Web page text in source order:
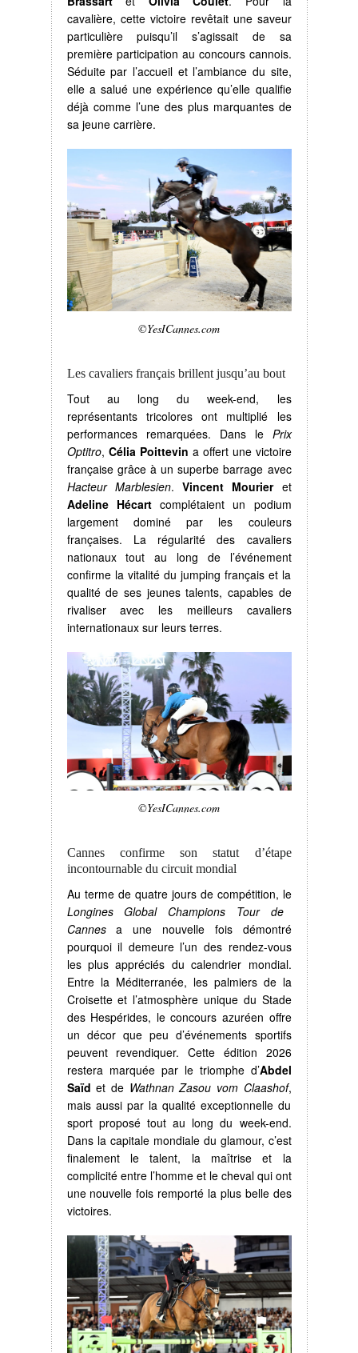
cavalière, cette victoire revêtait une saveur
particulière puisqu’il s’agissait de sa
première participation au concours cannois.
Séduite par l’accueil et l’ambiance du site,
elle a salué une expérience qu’elle qualifie
déjà comme l’une des plus marquantes de
sa jeune carrière.
©YesICannes.com
Les cavaliers français brillent jusqu’au bout
Tout au long du week-end, les
représentants tricolores ont multiplié les
performances remarquées. Dans le Prix
Optitro, Célia Poittevin a offert une victoire
française grâce à un superbe barrage avec
Hacteur Marblesien. Vincent Mourieret
Adeline Hécartcomplétaient un podium
largement dominé par les couleurs
françaises. La régularité des cavaliers
nationaux tout au long de l’événement
confirme la vitalité du jumping français et la
qualité de ses jeunes talents, capables de
rivaliser avec les meilleurs cavaliers
internationaux sur leurs terres.
©YesICannes.com
Cannes confirme son statut d’étape
incontournable du circuit mondial
Au terme de quatre jours de compétition, le
Longines Global Champions Tour de
Cannesa une nouvelle fois démontré
pourquoi il demeure l’un des rendez-vous
les plus appréciés du calendrier mondial.
Entre la Méditerranée, les palmiers de la
Croisette et l’atmosphère unique du Stade
des Hespérides, le concours azuréen offre
un décor que peu d’événements sportifs
peuvent revendiquer. Cette édition 2026
restera marquée par le triomphe d’Abdel
Saïd et de Wathnan Zasou vom Claashof,
mais aussi par la qualité exceptionnelle du
sport proposé tout au long du week-end.
Dans la capitale mondiale du glamour, c’est
finalement le talent, la maîtrise et la
complicité entre l’homme et le cheval qui ont
une nouvelle fois remporté la plus belle des
victoires.